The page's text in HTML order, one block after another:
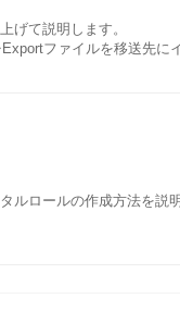
したら、更新されます。(
WebDynpro UIからアイテ
されます。UWLのUIは
ドし、Cacheの有効期間
ッシュ
トは階層構造を取れます
げて説明します。
ファイルを移送先に
ョン(移送パッケージ→
ト
ルロールの作成方法を説明